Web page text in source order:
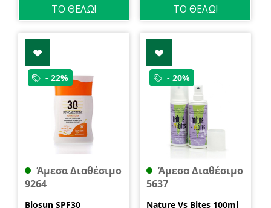
ΤΟ ΘΕΛΩ! ΤΟ ΘΕΛΩ!
- 22%
Άμεσα Διαθέσιμο
9264
Biosun SPF30
- 20%
Άμεσα Διαθέσιμο
5637
Nature Vs Bites 100ml